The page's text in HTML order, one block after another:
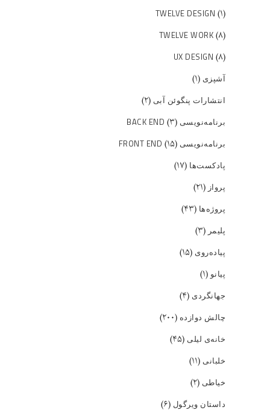
TWELVE DESIGN (۱)
TWELVE WORK (۸)
UX DESIGN (۸)
آشپزی (۱)
انتشارات پنگوئن آبی (۲)
برنامه‌نویسی BACK END (۳)
برنامه‌نویسی FRONT END (۱۵)
پادکست‌ها (۱۷)
پرواز (۲۱)
پروژه‌ها (۴۳)
پلیمر (۳)
پیاده‌روی (۱۵)
پیانو(۱)
جهانگردی (۴)
چالش دوازده (۲۰۰)
خانه‌ی لیلی (۴۵)
خلبانی (۱۱)
خیاطی (۲)
داستان ویرگول (۶)